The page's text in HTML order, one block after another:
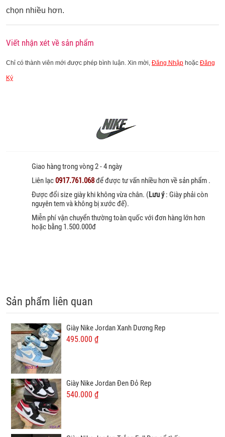
Giao hàng trong vòng 2 - 4 ngày
Liên lạc0917.761.068để được tư vấn nhiều hơn về sản phẩm .
Được đổi size giày khi không vừa chân. (Lưu ý: Giày phải còn
nguyên tem và không bị xước đế).
Miễn phí vận chuyển thường toàn quốc với đơn hàng lớn hơn
hoặc bằng 1.500.000đ
Sản phẩm liên quan
Giày Nike Jordan Xanh Dương Rep
495.000 ₫
Giày Nike Jordan Đen Đỏ Rep
540.000 ₫
chọn nhiều hơn.
Viết nhận xét về sản phẩm
Chỉ có thành viên mới được phép bình luận. Xin mời, Đăng Nhập hoặc Đăng
Ký